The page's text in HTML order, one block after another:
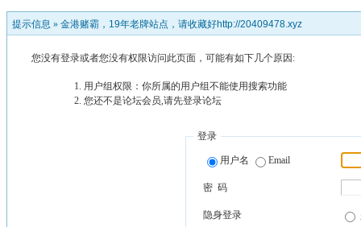
提示信息 » 金港赌霸，19年老牌站点，请收藏好http://20409478.xyz
您没有登录或者您没有权限访问此页面，可能有如下几个原因:
用户组权限：你所属的用户组不能使用搜索功能
您还不是论坛会员,请先登录论坛
登录
用户名 Email
密 码
隐身登录